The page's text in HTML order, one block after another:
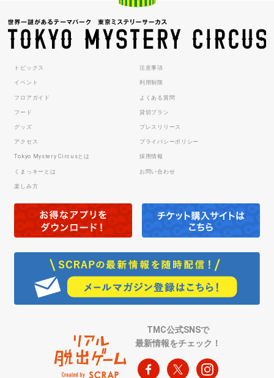
トピックス
イベント
フロアガイド
フード
グッズ
アクセス
Tokyo Mystery Circusとは
くまっキーとは
楽しみ方
注意事項
利用制限
よくある質問
貸切プラン
プレスリリース
プライバシーポリシー
採用情報
お問い合わせ
TMC公式SNSで
最新情報をチェック！